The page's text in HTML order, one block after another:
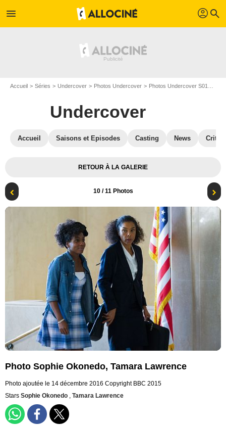
menu profil search
Accueil Séries Undercover Photos Undercover Photos Undercover S01
Undercover
Accueil Saisons et Episodes Casting News
RETOUR À LA GALERIE
10/ 11 Photos
Photo Sophie Okonedo, Tamara Lawrence
Photo ajoutée le 14 décembre 2016 Copyright BBC 2015
Stars Sophie Okonedo , Tamara Lawrence